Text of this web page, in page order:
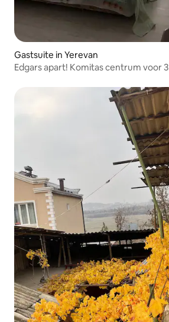
Gastsuite in Yerevan
Edgars apart! Komitas centrum voor 3